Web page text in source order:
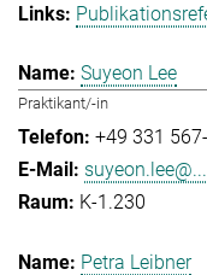
Suyeon Lee
Praktikant/-in
+49 331
suyeon.lee@...
K-1.230
Petra Leibner